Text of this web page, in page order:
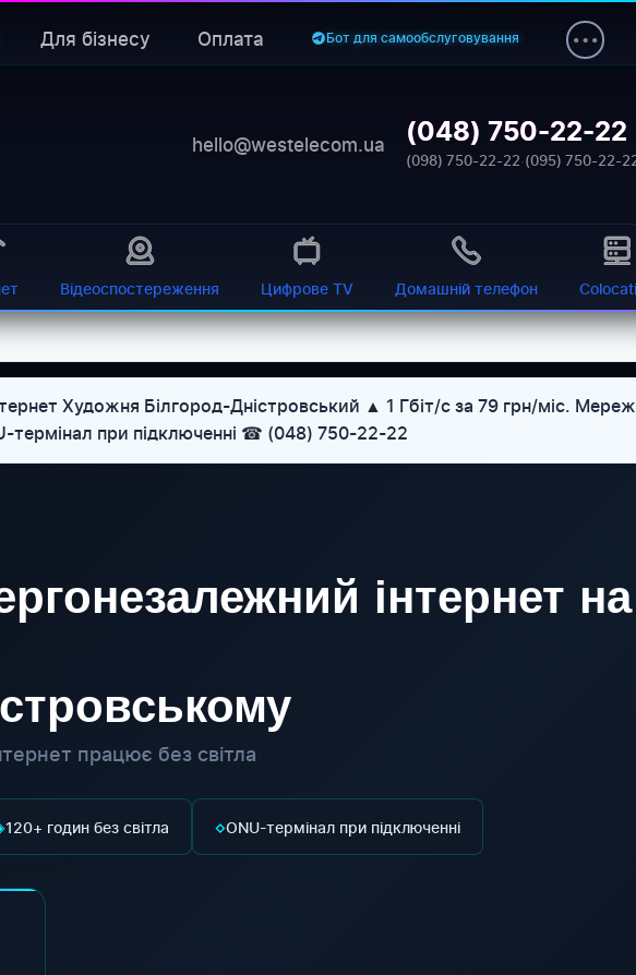
Для бізнесу Оплата Бот для самообслуговування
hello@westelecom.ua (048) 750-22-22
(098) 750-22-22·(095) 750-22-
Відеоспостереження Цифрове TV Домашній телефон
Художня Білгород-Дністровський ▲ 1 Гбіт/с за 79 грн/міс.
термінал при підключенні ☎ (048) 750-22-22
інтернет на
працює без світла
120+ годин без світла ◇ONU-термінал при підключенні